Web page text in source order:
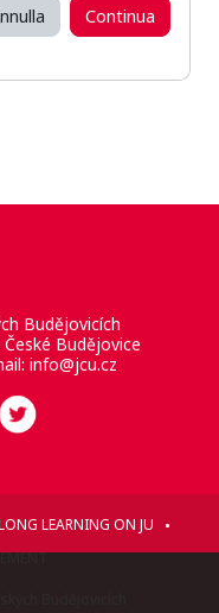
Continua
Budějovicích
Budějovice
info@jcu.cz
LEARNING ON JU
Budějovicích